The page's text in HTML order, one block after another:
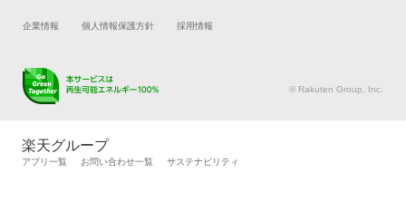
車検の基礎知識 キャンペーン一覧
試乗・商談 新車購入
キズ修理予約
メンテナンス管理
自動車カタログ 自動車保険
企業情報 個人情報保護方針 採用情報
© Rakuten Group, Inc.
楽天グループ
アプリ一覧 お問い合わせ一覧 サステナビリティ